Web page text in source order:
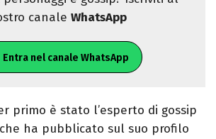
canale WhatsApp
Entra nel canale WhatsApp
primo è stato l’esperto di gossip
ha pubblicato sul suo profilo